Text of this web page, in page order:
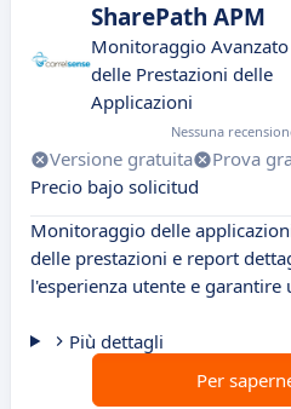
SharePath APM
Monitoraggio Avanzato
delle Prestazioni delle
Applicazioni
Nessuna
Versione gratuita Prova
Precio bajo solicitud
Monitoraggio delle
delle prestazioni e report
l'esperienza utente e
Più dettagli
Per